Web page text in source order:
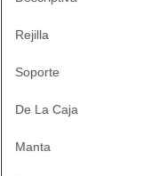
Rejilla
Soporte
De La Caja
Manta